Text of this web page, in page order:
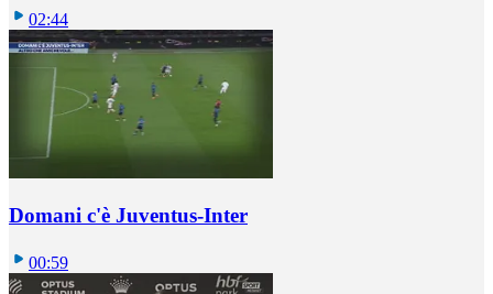
02:44
Domani c'è Juventus-Inter
00:59